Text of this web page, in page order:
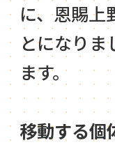
に、恩賜上
とになりま
ます。
移動する個